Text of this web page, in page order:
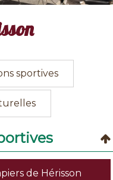
sportives
de Hérisson